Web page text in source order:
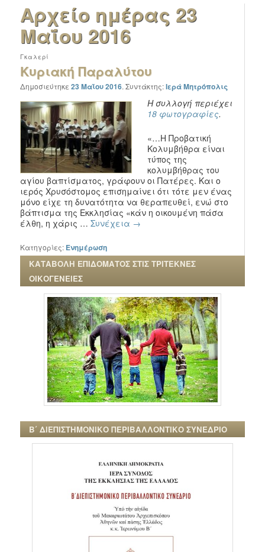
Αρχείο ημέρας 23
Μαΐου 2016
Κυριακή Παραλύτου
Γκαλερί
Δημοσιεύτηκε23 Μαΐου 2016.Συντάκτης:Ιερά Μητρόπολις
Η συλλογή περιέχει
18 φωτογραφίες.
«…Η Προβατική
Κολυμβήθρα είναι
τύπος της
κολυμβήθρας του
αγίου βαπτίσματος, γράφουν οι Πατέρες. Και ο
ιερός Χρυσόστομος επισημαίνει ότι τότε μεν ένας
μόνο είχε τη δυνατότητα να θεραπευθεί, ενώ στο
βάπτισμα της Εκκλησίας «κάν η οικουμένη πάσα
έλθη, η χάρις …Συνέχεια →
Κατηγορίες: Ενημέρωση
ΚΑΤΑΒΟΛΗ ΕΠΙΔΟΜΑΤΟΣ ΣΤΙΣ ΤΡΙΤΕΚΝΕΣ
ΟΙΚΟΓΕΝΕΙΕΣ
Β΄ ΔΙΕΠΙΣΤΗΜΟΝΙΚΟ ΠΕΡΙΒΑΛΛΟΝΤΙΚΟ ΣΥΝΕΔΡΙΟ